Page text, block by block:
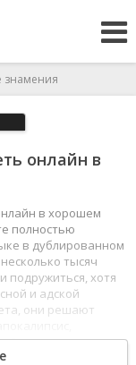
знамения
онлайн в
в хорошем
полностью
в дублированном
тысяч
подружиться, хотя
и адской
они решают
Земле.